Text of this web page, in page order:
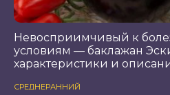
Невосприимчивый к
условиям — баклажан
характеристики и
СРЕДНЕРАННИЙ